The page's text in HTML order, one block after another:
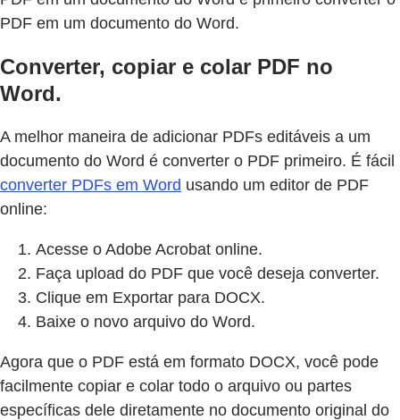
PDF em um documento do Word.
Converter, copiar e colar PDF no
Word.
A melhor maneira de adicionar PDFs editáveis a um
documento do Word é converter o PDF primeiro. É fácil
converter PDFs em Word usando um editor de PDF
online:
Acesse o Adobe Acrobat online.
Faça upload do PDF que você deseja converter.
Clique em Exportar para DOCX.
Baixe o novo arquivo do Word.
Agora que o PDF está em formato DOCX, você pode
facilmente copiar e colar todo o arquivo ou partes
específicas dele diretamente no documento original do